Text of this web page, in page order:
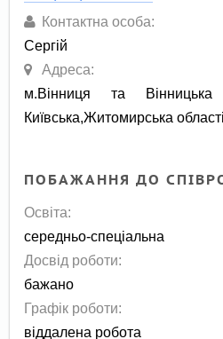
Контактна особа:
Сергій
Адреса:
м.Вінниця та Вінницька
Київська,Житомирська області
ПОБАЖАННЯ ДО
Освіта:
середньо-спеціальна
Досвід роботи:
бажано
Графік роботи:
віддалена робота